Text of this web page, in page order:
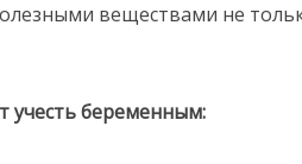
веществами не
учесть беременным: